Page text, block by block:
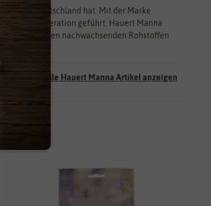
in Deutschland hat. Mit der Marke
der 12. Generation geführt. Hauert Manna
von lokalen nachwachsenden Rohstoffen
Alle Hauert Manna Artikel anzeigen